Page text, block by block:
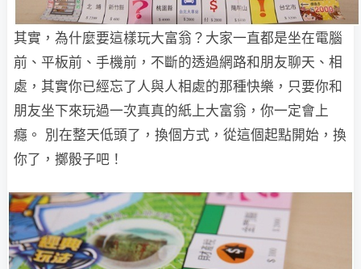
其實，為什麼要這樣玩大富翁？大家一直都是坐在電腦
前、平板前、手機前，不斷的透過網路和朋友聊天、相
處，其實你已經忘了人與人相處的那種快樂，只要你和
朋友坐下來玩過一次真真的紙上大富翁，你一定會上
癮。 別在整天低頭了，換個方式，從這個起點開始，換
你了，擲骰子吧！